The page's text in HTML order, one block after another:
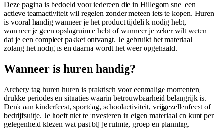
Deze pagina is bedoeld voor iedereen die in Hillegom snel een
actieve teamactiviteit wil regelen zonder meteen iets te kopen. Huren
is vooral handig wanneer je het product tijdelijk nodig hebt,
wanneer je geen opslagruimte hebt of wanneer je zeker wilt weten
dat je een compleet pakket ontvangt. Je gebruikt het materiaal
zolang het nodig is en daarna wordt het weer opgehaald.
Wanneer is huren handig?
Archery tag huren huren is praktisch voor eenmalige momenten,
drukke periodes en situaties waarin betrouwbaarheid belangrijk is.
Denk aan kinderfeest, sportdag, schoolactiviteit, vrijgezellenfeest of
bedrijfsuitje. Je hoeft niet te investeren in eigen materiaal en kunt per
gelegenheid kiezen wat past bij je ruimte, groep en planning.